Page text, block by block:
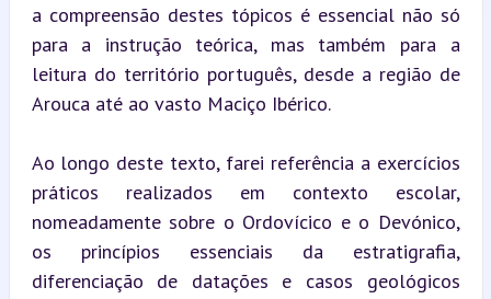
a compreensão destes tópicos é essencial não só
para a instrução teórica, mas também para a
leitura do território português, desde a região de
Arouca até ao vasto Maciço Ibérico.
Ao longo deste texto, farei referência a exercícios
práticos realizados em contexto escolar,
nomeadamente sobre o Ordovícico e o Devónico,
os princípios essenciais da estratigrafia,
diferenciação de datações e casos geológicos